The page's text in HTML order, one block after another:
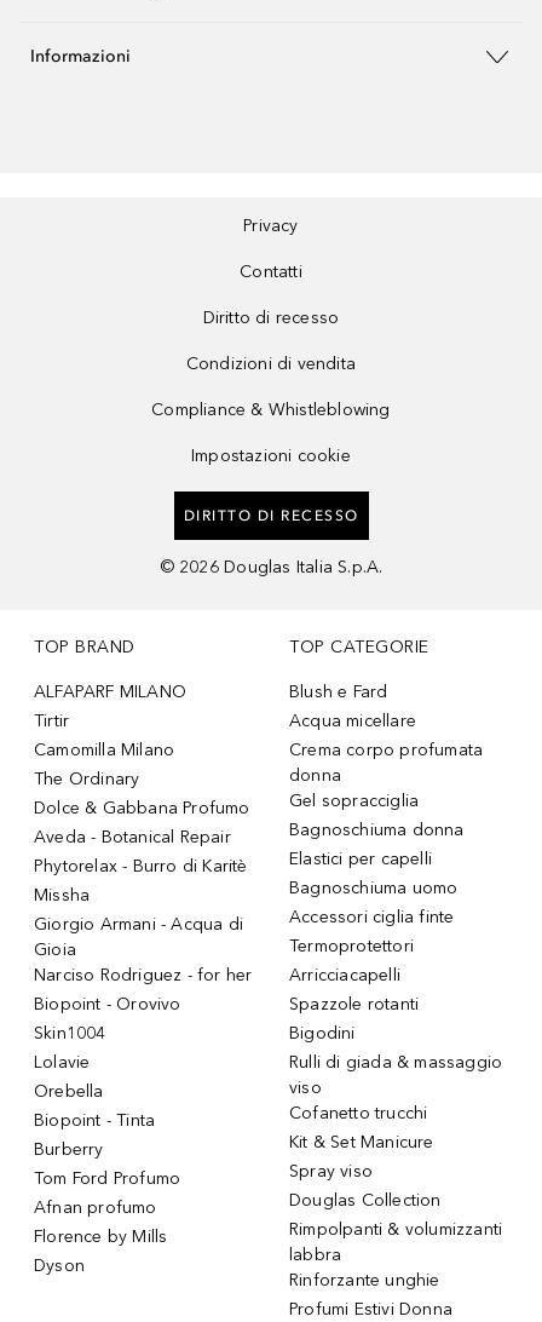
Informazioni
Privacy
Contatti
Diritto di recesso
Condizioni di vendita
Compliance & Whistleblowing
Impostazioni cookie
DIRITTO DI RECESSO
© 2026 Douglas Italia S.p.A.
TOP BRAND
ALFAPARF MILANO
Tirtir
Camomilla Milano
The Ordinary
Dolce & Gabbana Profumo
Aveda - Botanical Repair
Phytorelax - Burro di Karitè
Missha
Giorgio Armani - Acqua di
Gioia
Narciso Rodriguez - for her
Biopoint - Orovivo
Skin1004
Lolavie
Orebella
Biopoint - Tinta
Burberry
Tom Ford Profumo
Afnan profumo
Florence by Mills
Dyson
TOP CATEGORIE
Blush e Fard
Acqua micellare
Crema corpo profumata
donna
Gel sopracciglia
Bagnoschiuma donna
Elastici per capelli
Bagnoschiuma uomo
Accessori ciglia finte
Termoprotettori
Arricciacapelli
Spazzole rotanti
Bigodini
Rulli di giada & massaggio
viso
Cofanetto trucchi
Kit & Set Manicure
Spray viso
Douglas Collection
Rimpolpanti & volumizzanti
labbra
Rinforzante unghie
Profumi Estivi Donna